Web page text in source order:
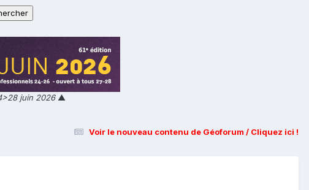
juin 2026▲
Voir le nouveau contenu de Géoforum / Cliquez ici !